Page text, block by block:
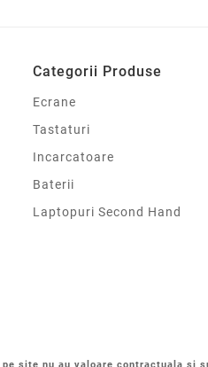
Categorii Produse
Ecrane
Tastaturi
Incarcatoare
Baterii
Laptopuri Second Hand
site nu au valoare contractuala